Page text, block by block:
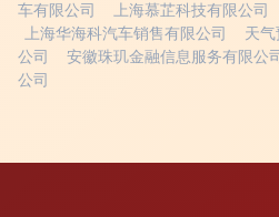
车有限公司
上海慕芷科技有限公司
上海华海科汽车销售有限公司
天气
公司
安徽珠玑金融信息服务有限公
公司